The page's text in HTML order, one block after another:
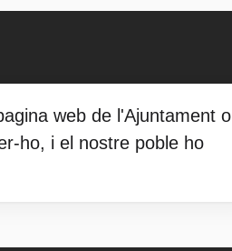
web de l'Ajuntament o
ho, i el nostre poble ho